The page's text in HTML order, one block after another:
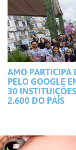
AMO PARTICIPA
PELO GOOGLE
30
2.600 DO PAÍS